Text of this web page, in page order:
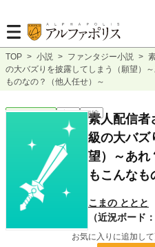
TOP > 小説 > ファンタジー小説 >
の大バズりを披露してしまう（願望）
ものなの？（他人任せ）～
ファンタジー 完結 短編
素人配信者
級の大バズ
望）～あ
もこんなも
こまの ととと
（近況ボード：
お気に入りに追加し